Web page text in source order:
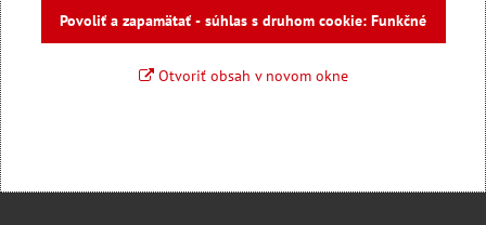
Povoliť a zapamätať - súhlas s druhom cookie: Funkčné
Otvoriť obsah v novom okne